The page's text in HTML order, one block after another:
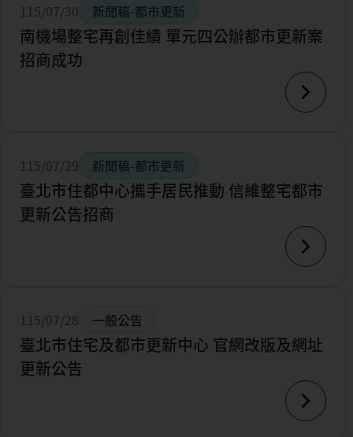
115/07/30 新聞稿-都市更新
南機場整宅再創佳績 單元四公辦都市更新案
招商成功
115/07/29 新聞稿-都市更新
臺北市住都中心攜手居民推動 信維整宅都市
更新公告招商
115/07/28 一般公告
臺北市住宅及都市更新中心 官網改版及網址
更新公告